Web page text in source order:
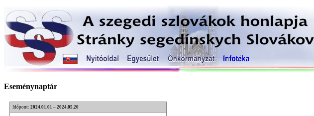
Eseménynaptár
Időpont: 2024.01.01 – 2024.05.20